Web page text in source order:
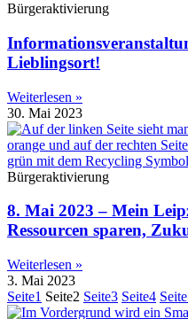
Bürgeraktivierung
Lieblingsort!
Weiterlesen »
30. Mai 2023
Bürgeraktivierung
8. Mai 2023 – Mein
Ressourcen sparen,
Weiterlesen »
3. Mai 2023
Seite1 Seite2 Seite3 Seite4 Seite